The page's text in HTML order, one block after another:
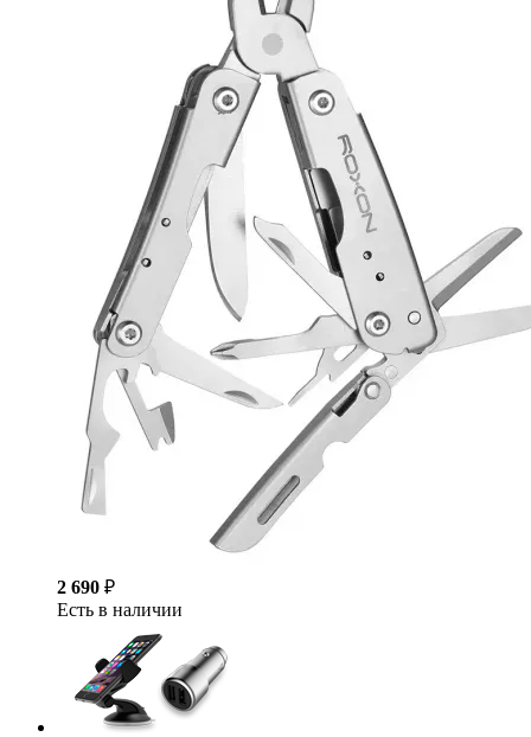
2 690 ₽
Есть в наличии